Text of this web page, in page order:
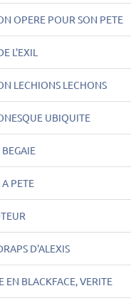
OPERE POUR SON PETE
L'EXIL
LECHIONS LECHONS
UBIQUITE
PETE
D'ALEXIS
EN BLACKFACE, VERITE